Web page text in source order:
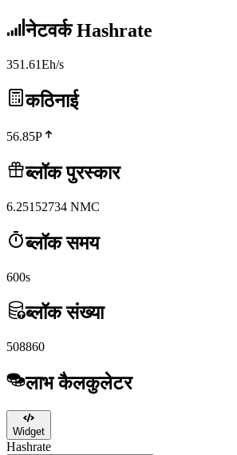
नेटवर्क Hashrate
351.61Eh/s
कठिनाई
56.85P
ब्लॉक पुरस्कार
6.25152734 NMC
ब्लॉक समय
600s
ब्लॉक संख्या
508860
लाभ कैलकुलेटर
Widget
Hashrate